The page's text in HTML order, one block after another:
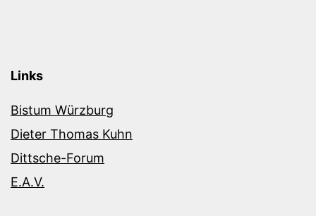
Links
Bistum Würzburg
Dieter Thomas Kuhn
Dittsche-Forum
E.A.V.